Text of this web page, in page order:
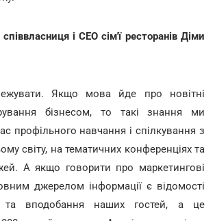
і СЕО сім'ї ресторанів Діми
Якщо мова йде про новітні
бізнесом, то такі знання ми
профільного навчання і спілкування з
світу, на тематичних конференціях та
А якщо говорити про маркетингові
джерелом інформації є відомості
та вподобання наших гостей, а це